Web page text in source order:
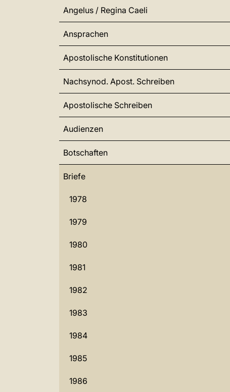
Angelus / Regina Caeli
Ansprachen
Apostolische Konstitutionen
Nachsynod. Apost. Schreiben
Apostolische Schreiben
Audienzen
Botschaften
Briefe
1978
1979
1980
1981
1982
1983
1984
1985
1986